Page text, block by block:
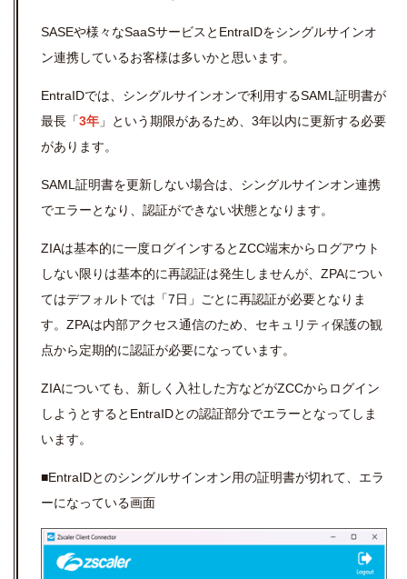
SASEや様々なSaaSサービスとEntraIDをシングルサインオ
ン連携しているお客様は多いかと思います。
EntraIDでは、シングルサインオンで利用するSAML証明書が
最長「3年 」という期限があるため、3年以内に更新する必要
があります。
SAML証明書を更新しない場合は、シングルサインオン連携
でエラーとなり、認証ができない状態となります。
ZIAは基本的に一度ログインするとZCC端末からログアウト
しない限りは基本的に再認証は発生しませんが、ZPAについ
てはデフォルトでは「7日」ごとに再認証が必要となりま
す。ZPAは内部アクセス通信のため、セキュリティ保護の観
点から定期的に認証が必要になっています。
ZIAについても、新しく入社した方などがZCCからログイン
しようとするとEntraIDとの認証部分でエラーとなってしま
います。
■EntraIDとのシングルサインオン用の証明書が切れて、エラ
ーになっている画面